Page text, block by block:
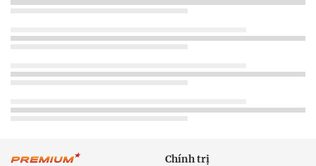
Chính trị